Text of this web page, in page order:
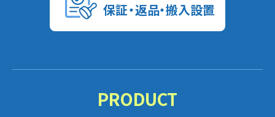
保証・返品・搬入設置
PRODUCT